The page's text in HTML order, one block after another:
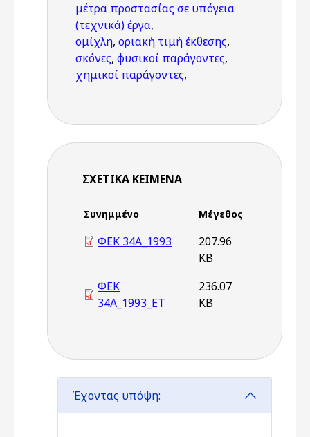
μέτρα προστασίας σε υπόγεια
(τεχνικά) έργα,
ομίχλη, οριακή τιμή έκθεσης,
σκόνες, φυσικοί παράγοντες,
χημικοί παράγοντες,
ΣΧΕΤΙΚΆ ΚΕΊΜΕΝΑ
Συνημμένο Μέγεθος
ΦΕΚ 34Α_1993
207.96
KB
ΦΕΚ
34Α_1993_ΕΤ
236.07
KB
Έχοντας υπόψη: